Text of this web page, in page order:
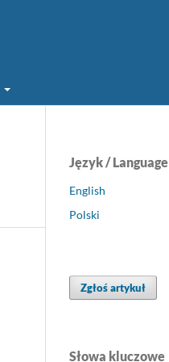
Język / Language
English
Polski
Zgłoś artykuł
Słowa kluczowe